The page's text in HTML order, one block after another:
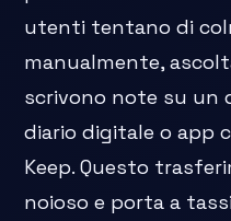
utenti tentano di
manualmente,
scrivono note su un
diario digitale o app
Keep. Questo
noioso e porta a